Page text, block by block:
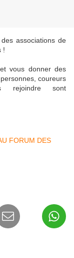
associations de
!
vous donner des
coureurs
rejoindre sont